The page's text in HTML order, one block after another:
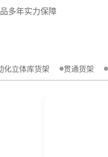
多年实力保障
化立体库货架 贯通货架